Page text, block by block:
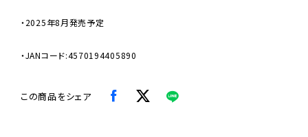
・2025年8月発売予定
・JANコード:4570194405890
この商品をシェア